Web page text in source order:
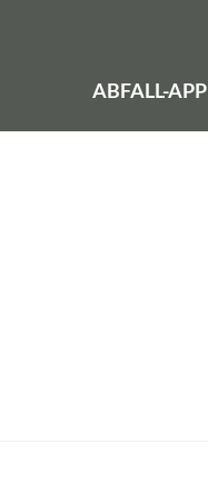
ABFALL-APP